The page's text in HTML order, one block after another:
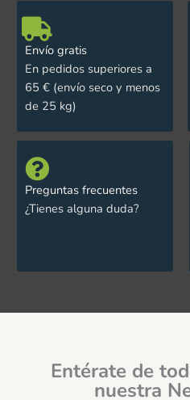
Envío gratis
En pedidos superiores a
65 € (envío seco y menos
de 25 kg)
Preguntas frecuentes
¿Tienes alguna duda?
Entérate de
nuestra